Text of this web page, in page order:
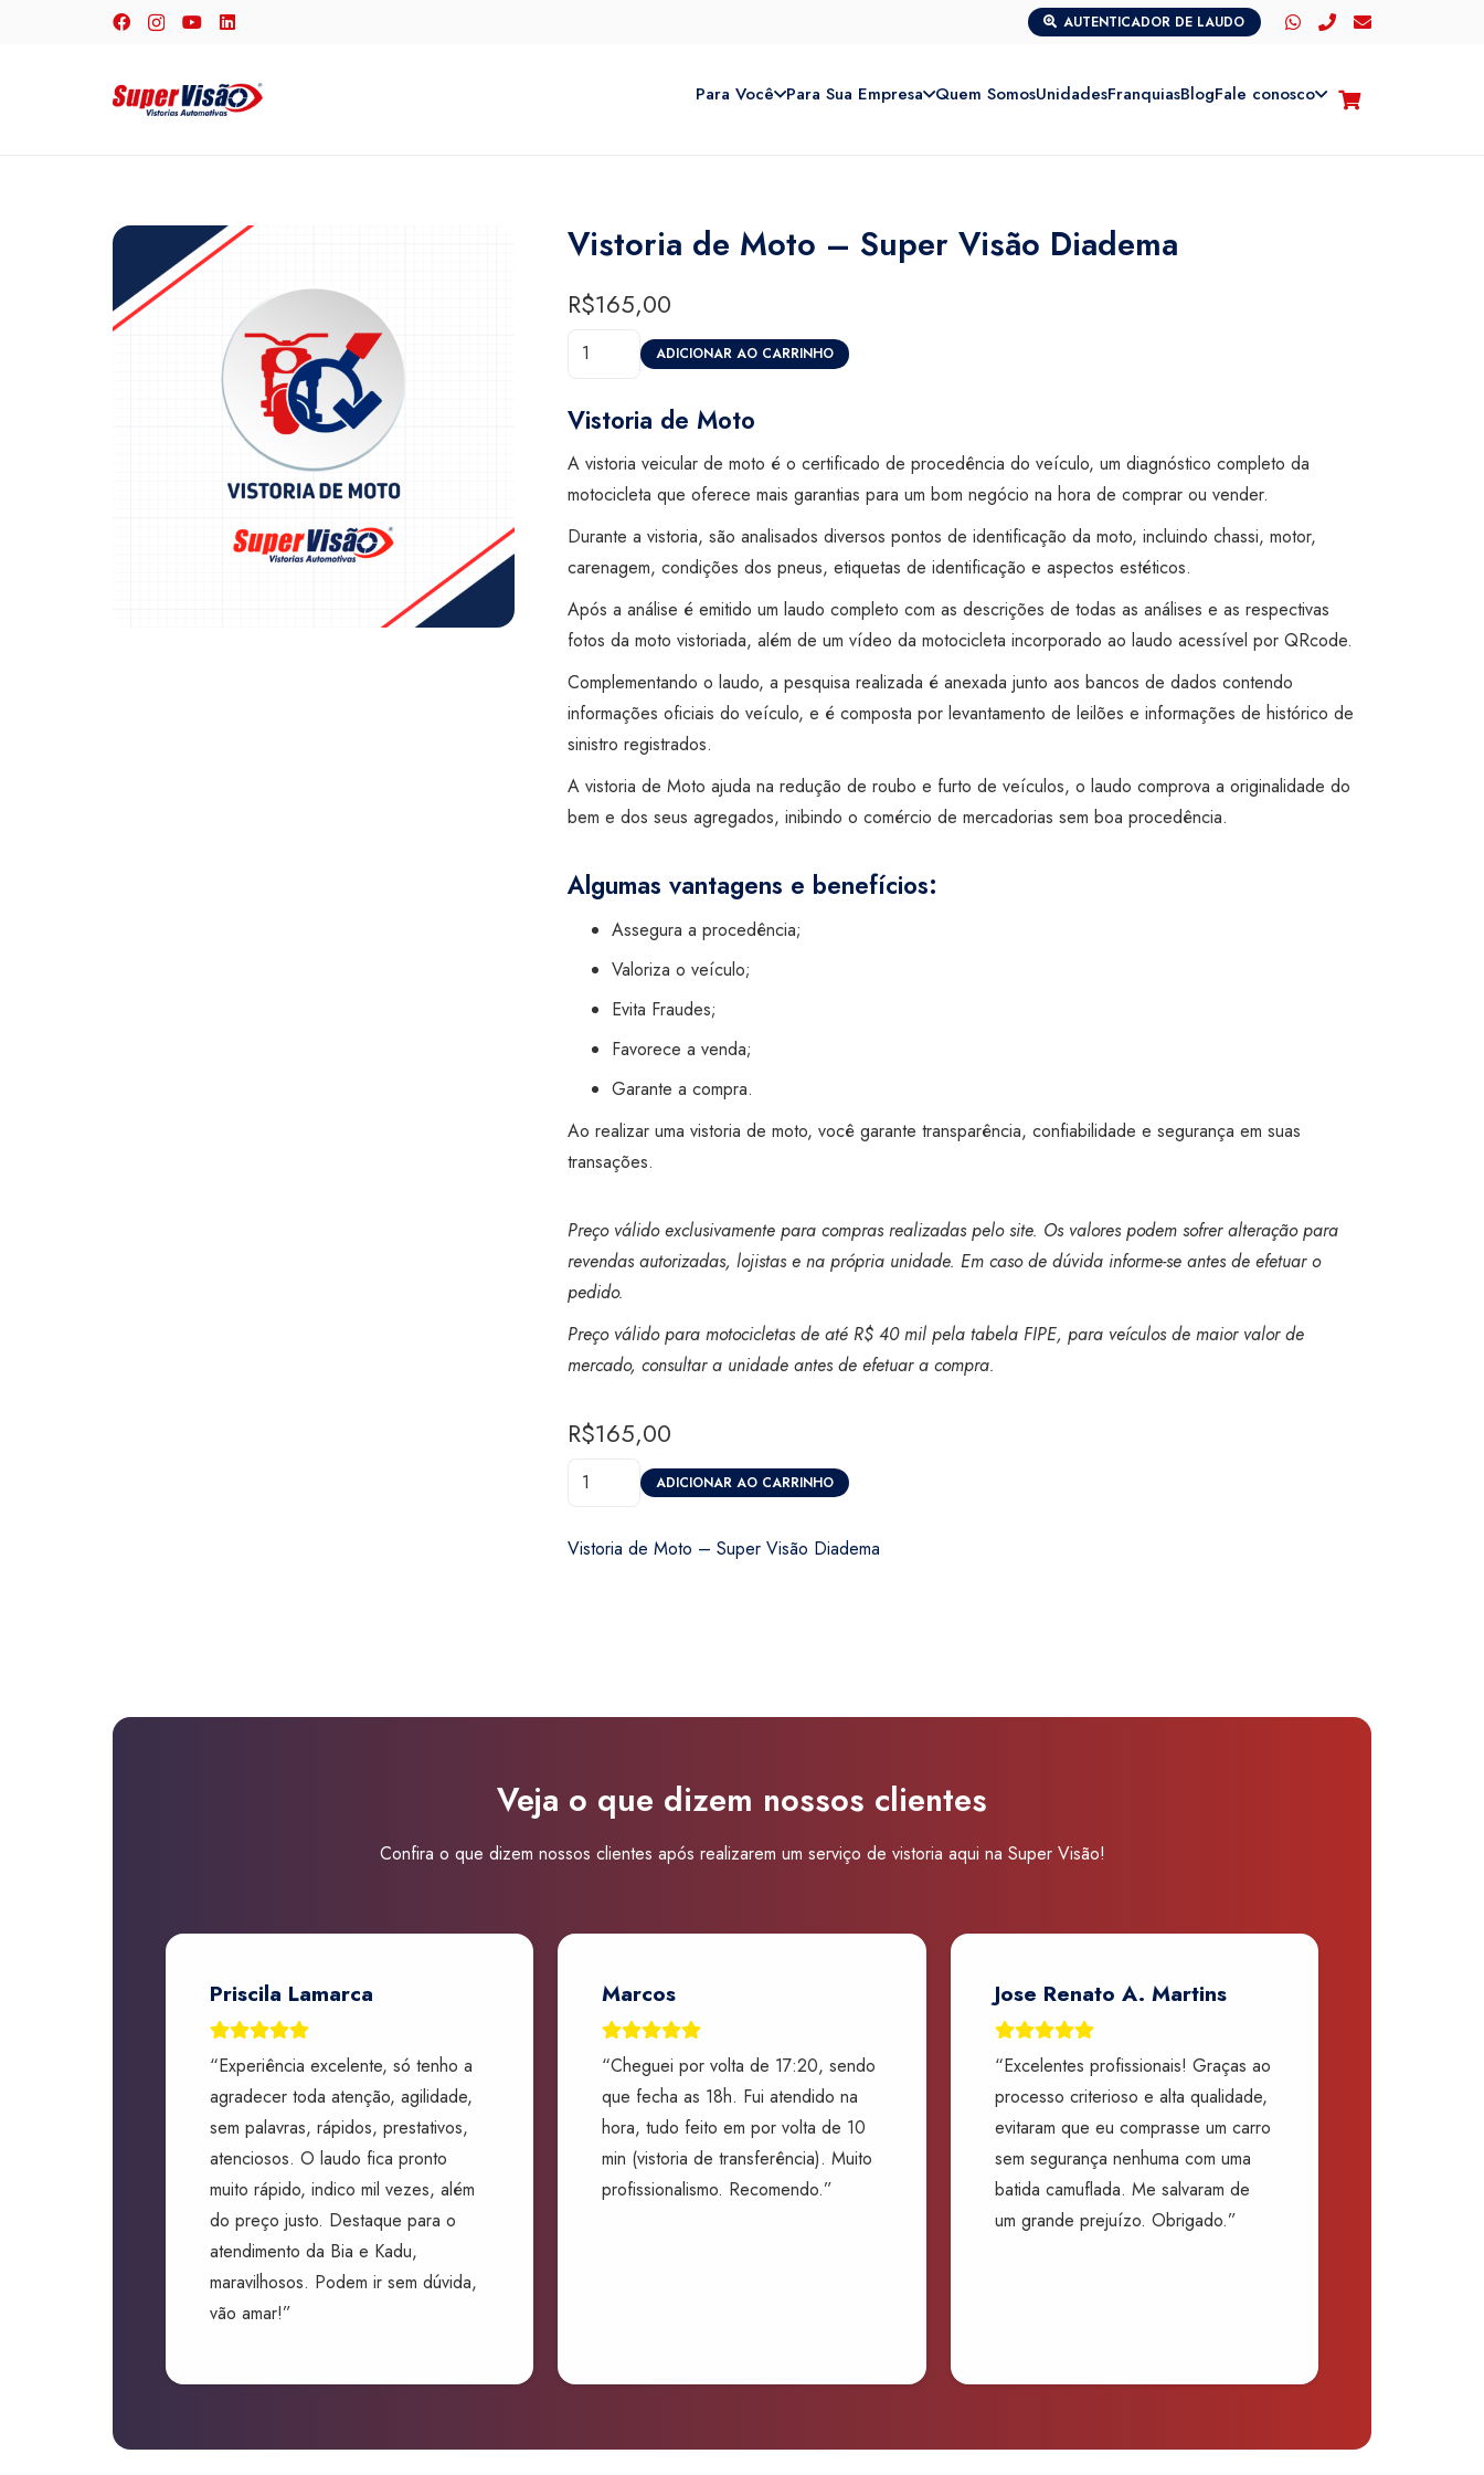
AUTENTICADOR DE LAUDO
Para Você Para Sua Empresa Quem SomosUnidadesFranquiasBlogFale conosco
Vistoria de Moto – Super Visão Diadema
R$165,00
Vistoria
Moto
Super
Visão
Diadema
quantidade
ADICIONAR AO CARRINHO
Vistoria de Moto
A vistoria veicular de moto é o certificado de procedência do veículo, um diagnóstico completo da
motocicleta que oferece mais garantias para um bom negócio na hora de comprar ou vender.
Durante a vistoria, são analisados diversos pontos de identificação da moto, incluindo chassi, motor,
carenagem, condições dos pneus, etiquetas de identificação e aspectos estéticos.
Após a análise é emitido um laudo completo com as descrições de todas as análises e as respectivas
fotos da moto vistoriada, além de um vídeo da motocicleta incorporado ao laudo acessível por QRcode.
Complementando o laudo, a pesquisa realizada é anexada junto aos bancos de dados contendo
informações oficiais do veículo, e é composta por levantamento de leilões e informações de histórico de
sinistro registrados.
A vistoria de Moto ajuda na redução de roubo e furto de veículos, o laudo comprova a originalidade do
bem e dos seus agregados, inibindo o comércio de mercadorias sem boa procedência.
Algumas vantagens e benefícios:
Assegura a procedência;
Valoriza o veículo;
Evita Fraudes;
Favorece a venda;
Garante a compra.
Ao realizar uma vistoria de moto, você garante transparência, confiabilidade e segurança em suas
transações.
Preço válido exclusivamente para compras realizadas pelo site. Os valores podem sofrer alteração para
revendas autorizadas, lojistas e na própria unidade. Em caso de dúvida informe-se antes de efetuar o
pedido.
Preço válido para motocicletas de até R$ 40 mil pela tabela FIPE, para veículos de maior valor de
mercado, consultar a unidade antes de efetuar a compra.
R$165,00
Vistoria
Moto
ADICIONAR AO CARRINHO
Vistoria de Moto – Super Visão Diadema
Veja o que dizem nossos clientes
Confira o que dizem nossos clientes após realizarem um serviço de vistoria aqui na Super Visão!
Priscila Lamarca
“Experiência excelente, só tenho a
agradecer toda atenção, agilidade,
sem palavras, rápidos, prestativos,
atenciosos. O laudo fica pronto
muito rápido, indico mil vezes, além
do preço justo. Destaque para o
atendimento da Bia e Kadu,
maravilhosos. Podem ir sem dúvida,
vão amar!”
Marcos
“Cheguei por volta de 17:20, sendo
que fecha as 18h. Fui atendido na
hora, tudo feito em por volta de 10
min (vistoria de transferência). Muito
profissionalismo. Recomendo.”
Jose Renato A. Martins
“Excelentes profissionais! Graças ao
processo criterioso e alta qualidade,
evitaram que eu comprasse um carro
sem segurança nenhuma com uma
batida camuflada. Me salvaram de
um grande prejuízo. Obrigado.”